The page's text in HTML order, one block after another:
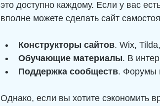
это доступно каждому. Если у вас
вполне можете сделать сайт
Конструкторы сайтов. Wix,
Обучающие материалы. В
Поддержка сообществ. Форумы
Однако, если вы хотите сэкономить